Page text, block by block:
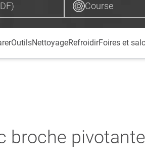
Course
OutilsNettoyageRefroidirFoires et
broche